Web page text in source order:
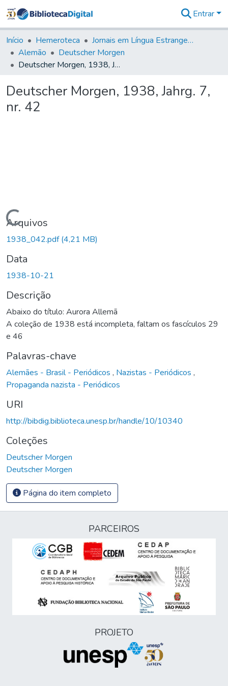
&
Coleções
Tudo na
Biblioteca
Estatísticas
Entrar
Início Hemeroteca
Jornais em Língua Estrangeira
Alemão
Deutscher Morgen
Deutscher Morgen, 1938, Jahrg. 7, nr. 42
Deutscher Morgen, 1938, Jahrg. 7,
nr. 42
Carregando...
Arquivos
1938_042.pdf(4,21 MB)
Data
1938-10-21
Descrição
Abaixo do título: Aurora Allemã
A coleção de 1938 está incompleta, faltam os fascículos 29
e 46
Palavras-chave
Alemães - Brasil - Periódicos , Nazistas - Periódicos ,
Propaganda nazista - Periódicos
URI
http://bibdig.biblioteca.unesp.br/handle/10/10340
Coleções
Deutscher Morgen
Deutscher Morgen
Página do item completo
PARCEIROS
PROJETO